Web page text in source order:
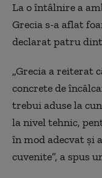
La o întâlnire a
Grecia s-a aflat
declarat patru
„Grecia a reiterat
concrete de
trebui aduse la
la nivel tehnic,
în mod adecvat și
cuvenite”, a spus